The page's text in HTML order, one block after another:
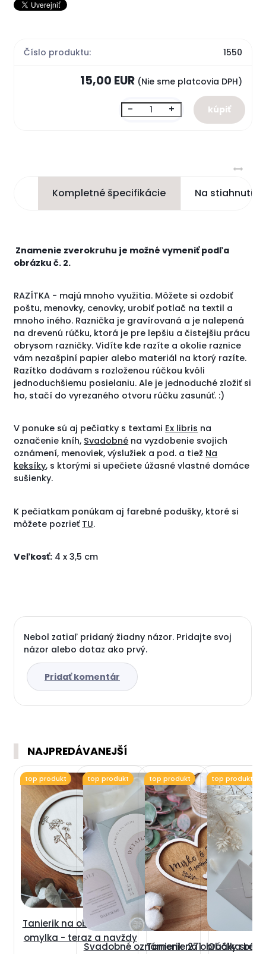
Číslo produktu: 1550
15,00 EUR (Nie sme platcovia DPH)
- +
Kompletné špecifikácie Na stiahnutie
Znamenie zverokruhu je možné vymeniť podľa
obrázku č. 2.
RAZÍTKA - majú mnoho využitia. Môžete si ozdobiť
poštu, menovky, cenovky, urobiť potlač na textil a
mnoho iného. Raznička je gravírovaná a je nalepená
na drevenú rúčku, ktorá je pre lepšiu a čistejšiu prácu
obrysom razničky. Vidíte kde razíte a okolie raznice
vám nezašpiní papier alebo materiál na ktorý razíte.
Razítko dodávam s rozloženou rúčkou kvôli
jednoduchšiemu posielaniu. Ale je jednoduché zložiť si
ho, stačí do vyrezaného otvoru rúčku zasunúť. :)
V ponuke sú aj pečiatky s textami Ex libris na
označenie kníh, Svadobné na vyzdobenie svojich
oznámení, menoviek, výslužiek a pod. a tiež Na
keksíky, s ktorými si upečiete úžasné vlastné domáce
sušienky.
K pečiatkam ponúkam aj farebné podušky, ktoré si
môžete pozrieť TU.
Veľkosť: 4 x 3,5 cm
Nebol zatiaľ pridaný žiadny názor. Pridajte svoj
názor alebo dotaz ako prvý.
Pridať komentár
NAJPREDÁVANEJŠÍ
Tanierik na obrúčky gyps
omylka - teraz a navždy
top produkt
Svadobné oznámenie 271
top produkt
Tanierik na obrúčky srdie
top produkt
Obálka
top produkt